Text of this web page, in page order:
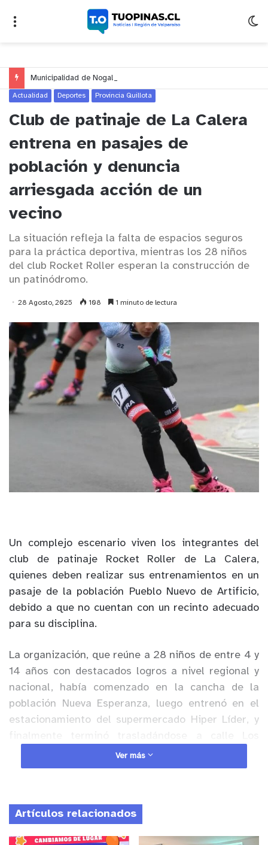
Actualidad Deportes Provincia Quillota
Club de patinaje de La Calera
entrena en pasajes de
población y denuncia
arriesgada acción de un
vecino
La situación refleja la falta de espacios seguros
para la práctica deportiva, mientras los 28 niños
del club Rocket Roller esperan la construcción de
un patinódromo.
28 Agosto, 2025 108 1 minuto de lectura
Un complejo escenario viven los integrantes del
club de patinaje Rocket Roller de La Calera,
quienes deben realizar sus entrenamientos en un
pasaje de la población Pueblo Nuevo de Artificio,
debido a que no cuentan con un recinto adecuado
para su disciplina.
La organización, que reúne a 28 niños de entre 4 y
14 años con destacados logros a nivel regional y
nacional, había comenzado en la cancha de la
población Nueva Esperanza, luego entrenó en el
estacionamiento del supermercado Hiper Líder, y
Tilos, donde entrenan tres veces por semana entre
las 18:00 y 20:30 horas.
El municipio autorizó el uso del pasaje mediante
decreto, bajo la condición de interrumpir la
Ver más
Artículos relacionados